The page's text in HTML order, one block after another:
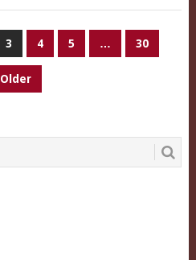
3 4 5 … 30
Older